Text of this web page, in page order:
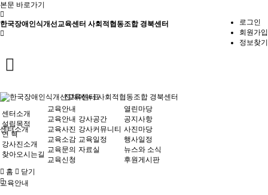
본문 바로가기
로그인
회원가입
정보찾기
한국장애인식개선교육센터 사회적협동조합 경북센터
센터소개
교육안내
전체메뉴표
센터소개
설립목적
연 혁
강사진소개
찾아오시는길
교육안내
교육안내
교육사진
교육소감
교육문의
교육신청
강사공간
강사커뮤니티
교육일정
자료실
열린마당
공지사항
사진마당
행사일정
뉴스와 소식
후원게시판
홈
닫기